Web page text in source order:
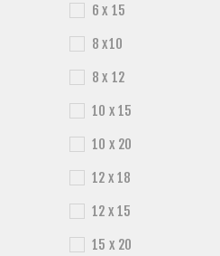
6 x 15
8 x10
8 x 12
10 x 15
10 x 20
12 x 18
12 x 15
15 x 20